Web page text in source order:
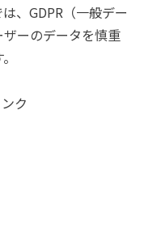
、GDPR（一般デー
ーのデータを慎重
ク